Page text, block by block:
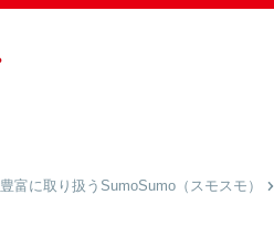
富に取り扱うSumoSumo（スモスモ）